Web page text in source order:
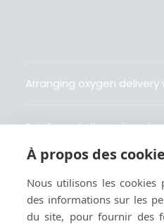
Arranging oxygen delivery
Fait livrer de l’oxygène
Gestiona la entrega de
À propos des
Nous utilisons les cookies
des informations sur les
du site, pour fournir des